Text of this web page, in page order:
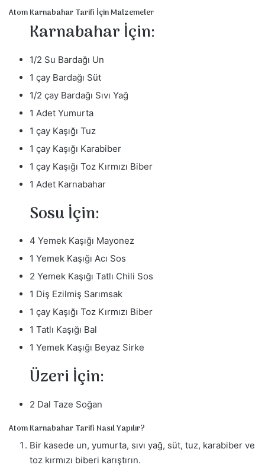
Atom Karnabahar Tarifi İçin Malzemeler
Karnabahar İçin:
1/2 Su Bardağı Un
1 çay Bardağı Süt
1/2 çay Bardağı Sıvı Yağ
1 Adet Yumurta
1 çay Kaşığı Tuz
1 çay Kaşığı Karabiber
1 çay Kaşığı Toz Kırmızı Biber
1 Adet Karnabahar
Sosu İçin:
4 Yemek Kaşığı Mayonez
1 Yemek Kaşığı Acı Sos
2 Yemek Kaşığı Tatlı Chili Sos
1 Diş Ezilmiş Sarımsak
1 çay Kaşığı Toz Kırmızı Biber
1 Tatlı Kaşığı Bal
1 Yemek Kaşığı Beyaz Sirke
Üzeri İçin:
2 Dal Taze Soğan
Atom Karnabahar Tarifi Nasıl Yapılır?
Bir kasede un, yumurta, sıvı yağ, süt, tuz, karabiber ve
toz kırmızı biberi karıştırın.